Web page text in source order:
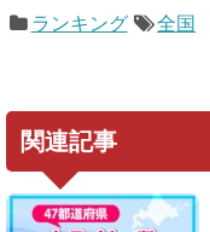
ランキング 全国
関連記事